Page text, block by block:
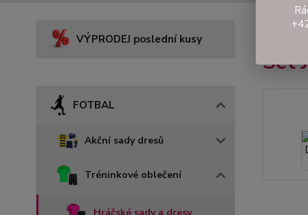
VÝPRODEJ poslední kusy
FOTBAL
Akční sady dresů
Tréninkové oblečení
Set